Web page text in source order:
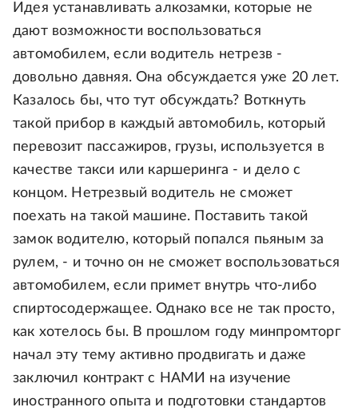
Идея устанавливать алкозамки, которые не
дают возможности воспользоваться
автомобилем, если водитель нетрезв -
довольно давняя. Она обсуждается уже 20 лет.
Казалось бы, что тут обсуждать? Воткнуть
такой прибор в каждый автомобиль, который
перевозит пассажиров, грузы, используется в
качестве такси или каршеринга - и дело с
концом. Нетрезвый водитель не сможет
поехать на такой машине. Поставить такой
замок водителю, который попался пьяным за
рулем, - и точно он не сможет воспользоваться
автомобилем, если примет внутрь что-либо
спиртосодержащее. Однако все не так просто,
как хотелось бы. В прошлом году минпромторг
начал эту тему активно продвигать и даже
заключил контракт с НАМИ на изучение
иностранного опыта и подготовки стандартов